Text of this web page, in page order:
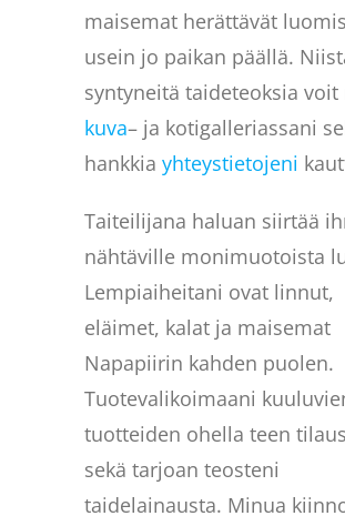
maisemat herättävät
usein jo paikan päällä.
syntyneitä taideteoksia voit
kuva– ja kotigalleriassani
hankkiayhteystietojeni
Taiteilijana haluan siirtää
nähtäville monimuotoista
Lempiaiheitani ovat linnut,
eläimet, kalat ja maisemat
Napapiirin kahden puolen.
Tuotevalikoimaani
tuotteiden ohella teen
sekä tarjoan teosteni
taidelainausta. Minua